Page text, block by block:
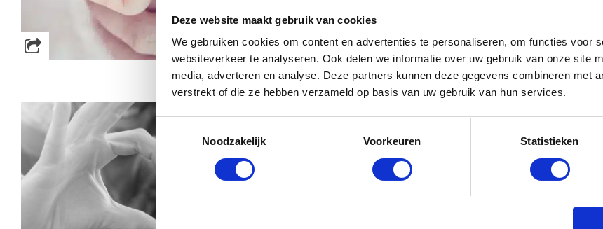
Deze website maakt gebruik van cookies
We gebruiken cookies om content en advertenties te personaliseren, om functies voor
websiteverkeer te analyseren. Ook delen we informatie over uw gebruik van onze site
media, adverteren en analyse. Deze partners kunnen deze gegevens combineren met
verstrekt of die ze hebben verzameld op basis van uw gebruik van hun services.
Noodzakelijk
Voorkeuren Statistieken
KIM KÖTTER DEELT
MANNEN
BABYSTRAATJE.NL